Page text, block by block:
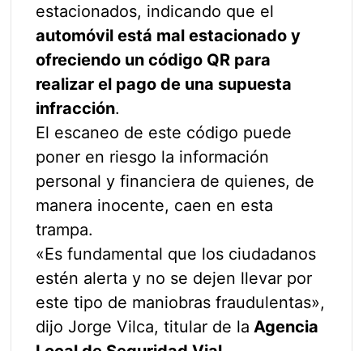
estacionados, indicando que el
automóvil está mal estacionado y
ofreciendo un código QR para
realizar el pago de una supuesta
infracción.
El escaneo de este código puede
poner en riesgo la información
personal y financiera de quienes, de
manera inocente, caen en esta
trampa.
«Es fundamental que los ciudadanos
estén alerta y no se dejen llevar por
este tipo de maniobras fraudulentas»,
dijo Jorge Vilca, titular de la Agencia